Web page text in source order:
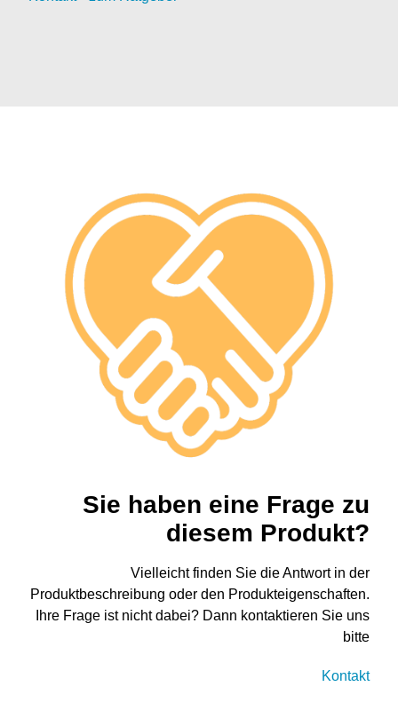
Sie haben eine Frage zu
diesem Produkt?
Vielleicht finden Sie die Antwort in der
Produktbeschreibung oder den Produkteigenschaften.
Ihre Frage ist nicht dabei? Dann kontaktieren Sie uns
bitte
Kontakt